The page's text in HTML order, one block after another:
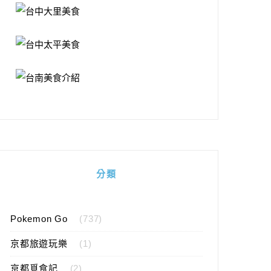
分類
Pokemon Go (737)
京都旅遊玩樂 (1)
京都覓食記 (2)